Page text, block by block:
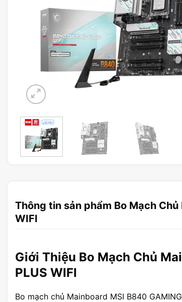
Thông tin sản phẩm Bo Mạch
WIFI
Giới Thiệu Bo Mạch Chủ
PLUS WIFI
Bo mạch chủ Mainboard MSI B840